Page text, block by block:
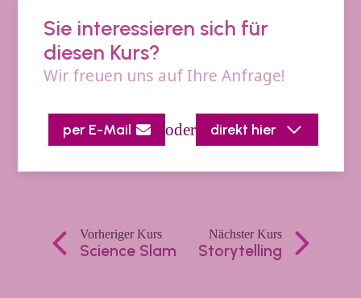
Sie interessieren sich für
diesen Kurs?
Wir freuen uns auf Ihre Anfrage!
direkt hier
oder
per E-Mail
Vorheriger Kurs
Science Slam
Nächster Kurs
Storytelling